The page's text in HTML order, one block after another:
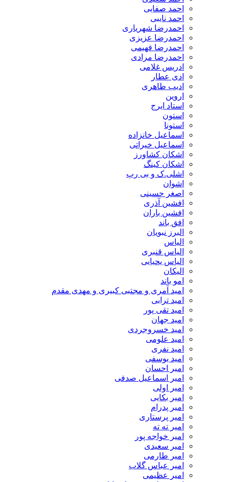
احمد صفایی
احمد نایبی
احمدرضا شهریاری
احمدرضا عزیزی
احمدرضا فهیمی
احمدرضا مرادی
ادریس غلامی
ادی عطار
ادیب طاهری
اروین
استاد ایرج
استون
استونا
اسماعیل خانزاده
اسماعیل خیراتی
اشکان کشاورز
اشکان کینگ
اشلی.ک و بی رپ
اشوان
اصغر حسینی
افشین آذری
افشین باران
افق باند
البرز نبویان
الیاس
الیاس قنبرى
الیاس یحیایی
الیکان
امو باند
امید آمری و مجتبی کبیری و مهدى مقدم
امید ترابی
امید تقی پور
امید جهان
امید خسروجردی
امید علومی
امید نفری
امید یوسفی
امیر احسان
امیر اسماعیل صدفی
امیر اولی
امیر بکایی
امیر پدرام
امیر پرستاری
امیر ته ته
امیر خواجه پور
امیر سعیدی
امیر طارمی
امیر عباس گلاب
امیر عظیمی